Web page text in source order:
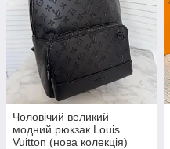
Чоловічий великий
модний рюкзак Louis
Vuitton (нова колекція)